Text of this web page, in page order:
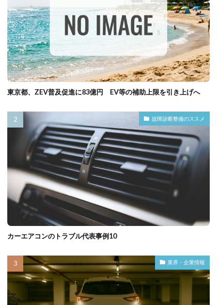
東京都、ZEV普及促進に83億円 EV等の補助上限を引き上げへ
故障診断整備のススメ
カーエアコンのトラブル代表事例10
業界・企業情報